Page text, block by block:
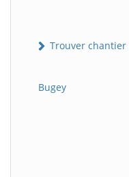
Trouver
Bugey